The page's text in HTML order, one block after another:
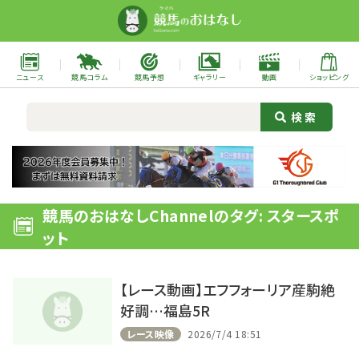
ニュース 競馬コラム 競馬予想 ギャラリー 動画 ショッピング
競馬のおはなしChannelのタグ: スタースポ
ット
【レース動画】エフフォーリア産駒絶
好調…福島5R
レース映像 2026/7/4 18:51